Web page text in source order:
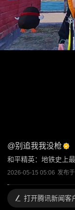
@别追我我没枪
和平精英：地铁史上
2026-05-15 05:06 发布于
打开腾讯新闻客